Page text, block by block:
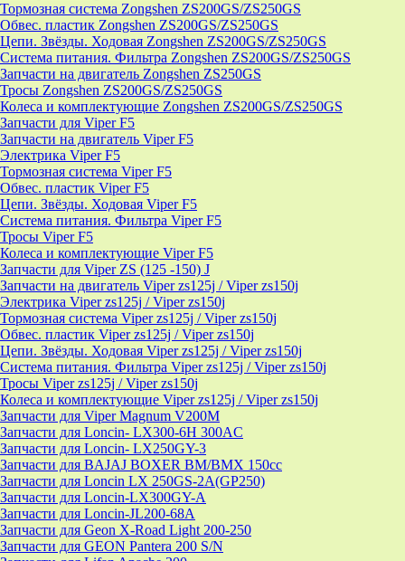
Тормозная система Zongshen ZS200GS/ZS250GS
Обвес. пластик Zongshen ZS200GS/ZS250GS
Цепи. Звёзды. Ходовая Zongshen ZS200GS/ZS250GS
Система питания. Фильтра Zongshen ZS200GS/ZS250GS
Запчасти на двигатель Zongshen ZS250GS
Тросы Zongshen ZS200GS/ZS250GS
Колеса и комплектующие Zongshen ZS200GS/ZS250GS
Запчасти для Viper F5
Запчасти на двигатель Viper F5
Электрика Viper F5
Тормозная система Viper F5
Обвес. пластик Viper F5
Цепи. Звёзды. Ходовая Viper F5
Система питания. Фильтра Viper F5
Тросы Viper F5
Колеса и комплектующие Viper F5
Запчасти для Viper ZS (125 -150) J
Запчасти на двигатель Viper zs125j / Viper zs150j
Электрика Viper zs125j / Viper zs150j
Тормозная система Viper zs125j / Viper zs150j
Обвес. пластик Viper zs125j / Viper zs150j
Цепи. Звёзды. Ходовая Viper zs125j / Viper zs150j
Система питания. Фильтра Viper zs125j / Viper zs150j
Тросы Viper zs125j / Viper zs150j
Колеса и комплектующие Viper zs125j / Viper zs150j
Запчасти для Viper Magnum V200M
Запчасти для Loncin- LX300-6H 300AC
Запчасти для Loncin- LX250GY-3
Запчасти для BAJAJ BOXER BM/ВМX 150cc
Запчасти для Loncin LX 250GS-2A(GP250)
Запчасти для Loncin-LX300GY-A
Запчасти для Loncin-JL200-68A
Запчасти для Geon X-Road Light 200-250
Запчасти для GEON Pantera 200 S/N